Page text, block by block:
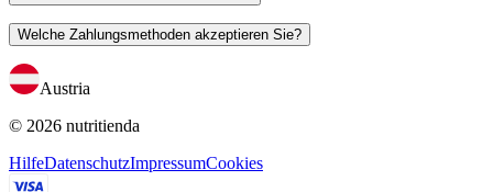
Welche Zahlungsmethoden akzeptieren Sie?
Austria
© 2026 nutritienda
HilfeDatenschutzImpressumCookies